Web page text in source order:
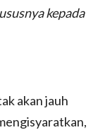
kepada
akan jauh